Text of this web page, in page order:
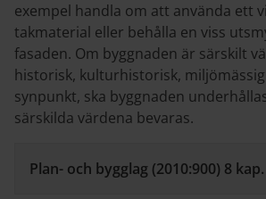
exempel handla om att använda ett
takmaterial eller behålla en viss
fasaden. Om byggnaden är särskilt
historisk, kulturhistorisk,
synpunkt, ska byggnaden
särskilda värdena bevaras.
Plan- och bygglag (2010:900) 8 kap.